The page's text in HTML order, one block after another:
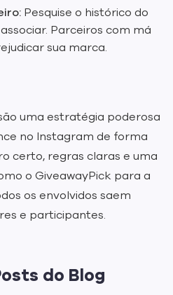
Pesquise o histórico do
Parceiros com má
sua marca.
uma estratégia poderosa
no Instagram de forma
certo, regras claras e uma
o GiveawayPick para a
os envolvidos saem
e participantes.
do Blog